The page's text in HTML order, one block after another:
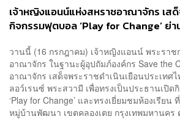
เจ้าหญิงแอนน์แห่งสหราชอาณาจักร เสด็
กิจกรรมฟุตบอล ‘Play for Change’ ย่า
วานนี้ (16 กรกฎาคม) เจ้าหญิงแอนน์ พระราช
อาณาจักร ในฐานะผู้อุปถัมภ์องค์กร Save the
อาณาจักร เสด็จพระราชดำเนินเยือนประเทศ
ลอว์เรนซ์ พระสวามี เพื่อทรงเป็นประธานเปิ
‘Play for Change’ และทรงเยี่ยมชมห้องเรียน
หมู่บ้านพัฒนา เขตคลองเตย กรุงเทพมหานคร